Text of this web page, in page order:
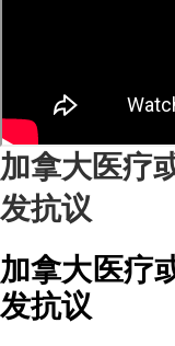
加拿大医疗
发抗议
加拿大医疗
发抗议